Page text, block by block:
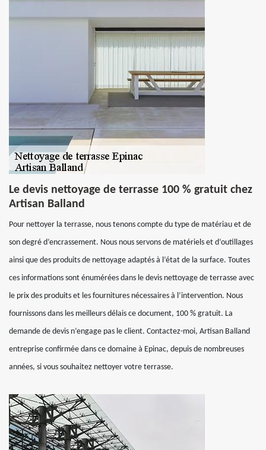
Le devis nettoyage de terrasse 100 % gratuit chez
Artisan Balland
Pour nettoyer la terrasse, nous tenons compte du type de matériau et de
son degré d’encrassement. Nous nous servons de matériels et d’outillages
ainsi que des produits de nettoyage adaptés à l’état de la surface. Toutes
ces informations sont énumérées dans le devis nettoyage de terrasse avec
le prix des produits et les fournitures nécessaires à l’intervention. Nous
fournissons dans les meilleurs délais ce document, 100 % gratuit. La
demande de devis n’engage pas le client. Contactez-moi, Artisan Balland
entreprise confirmée dans ce domaine à Epinac, depuis de nombreuses
années, si vous souhaitez nettoyer votre terrasse.